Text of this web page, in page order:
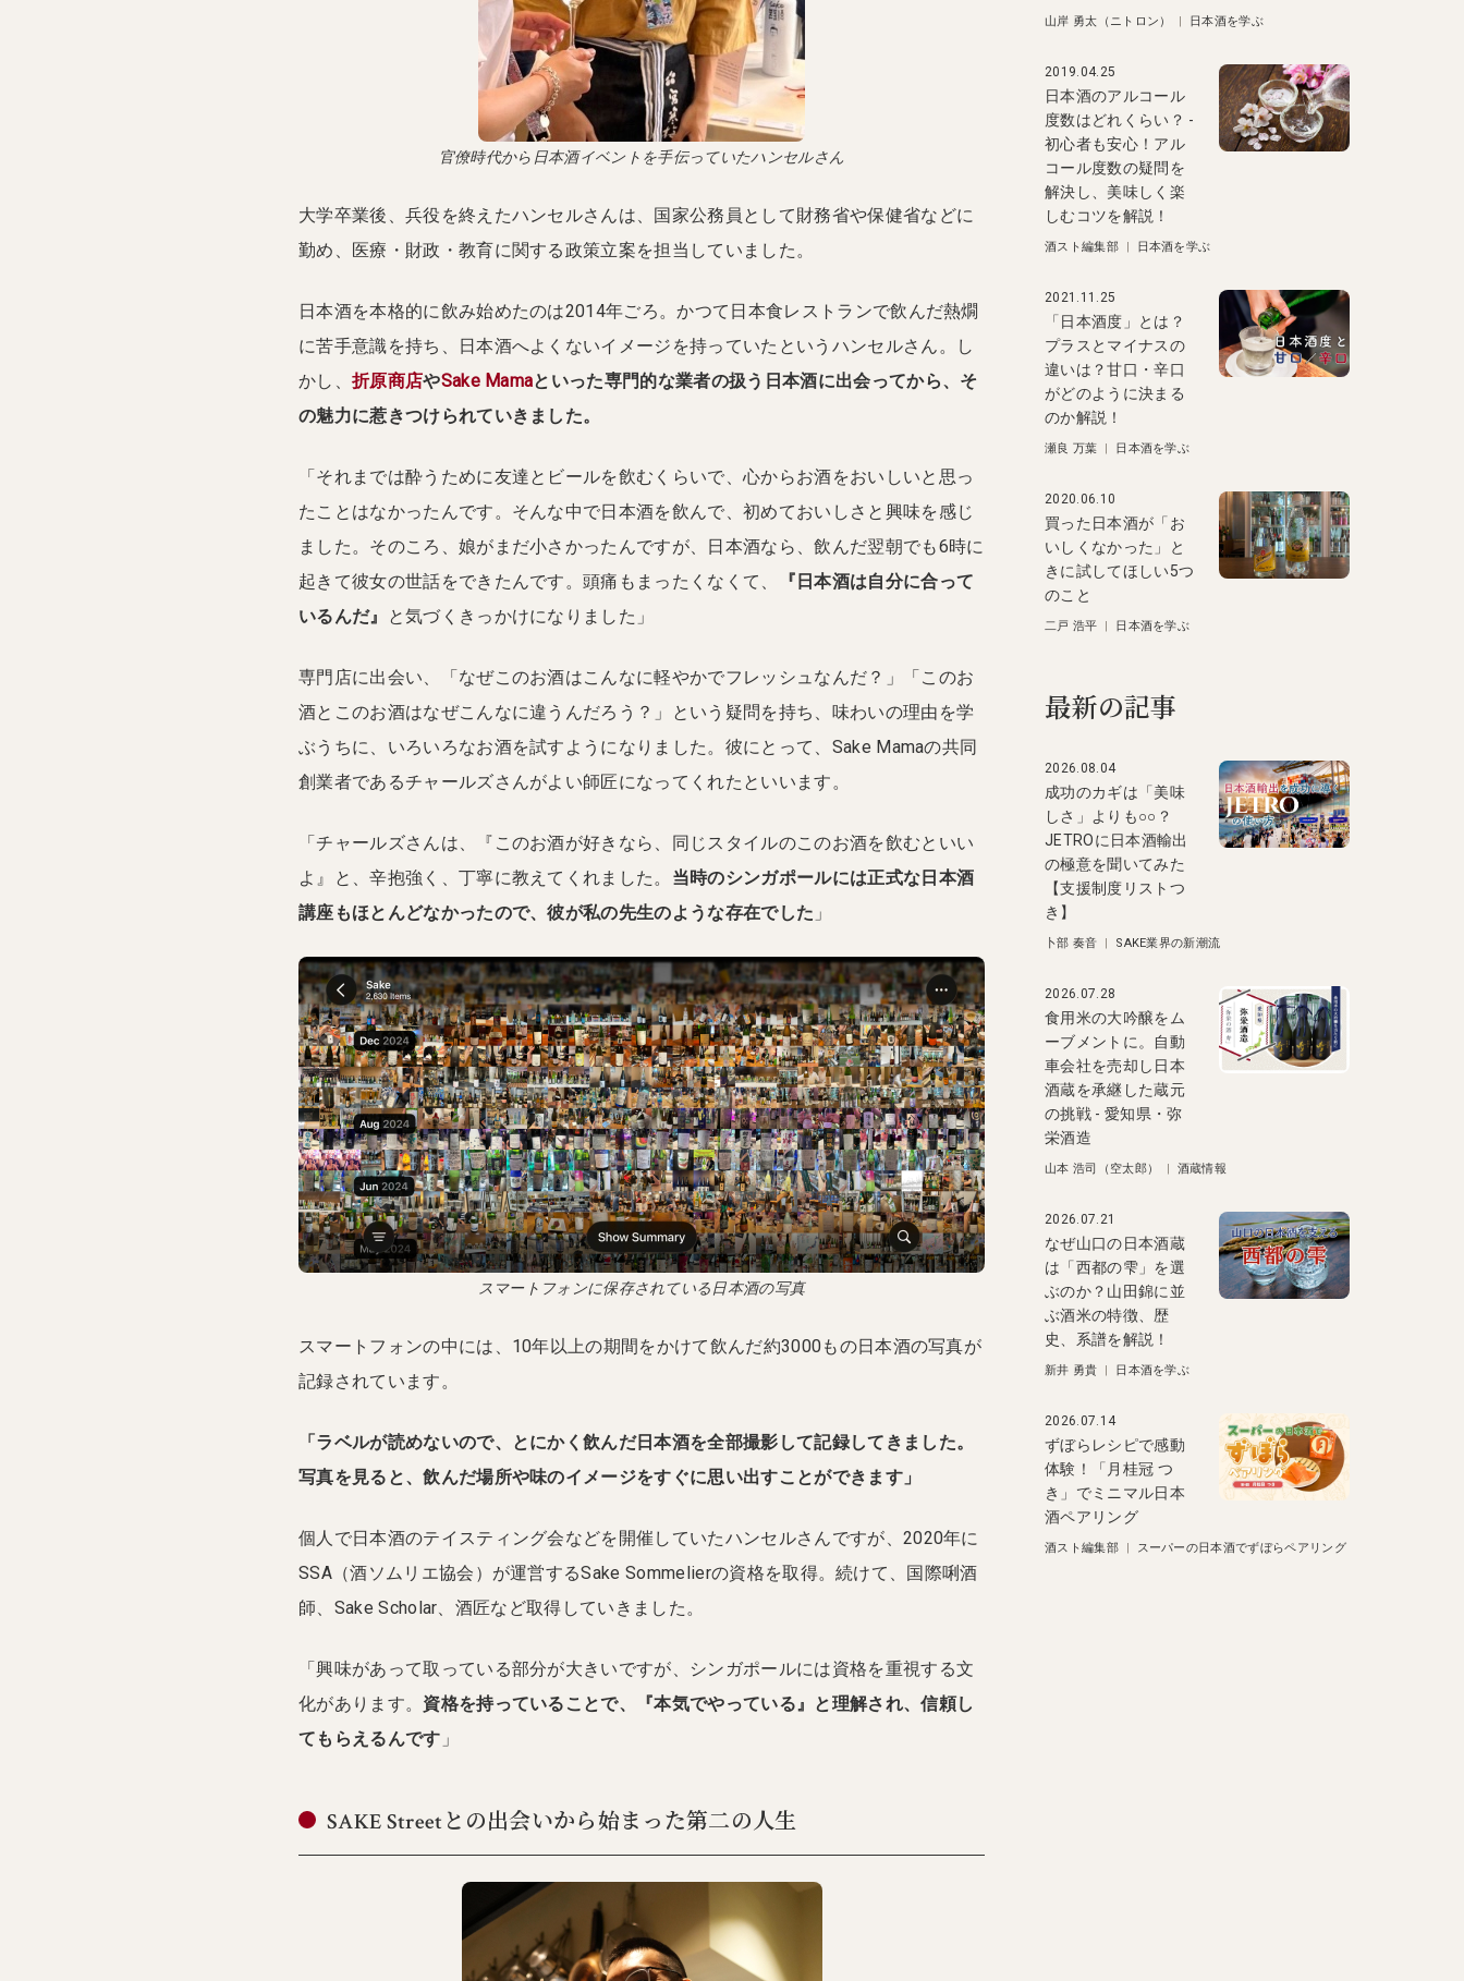
官僚時代から日本酒イベントを手伝っていたハンセルさん
大学卒業後、兵役を終えたハンセルさんは、国家公務員として財務省や保健省などに
勤め、医療・財政・教育に関する政策立案を担当していました。
日本酒を本格的に飲み始めたのは2014年ごろ。かつて日本食レストランで飲んだ熱燗
に苦手意識を持ち、日本酒へよくないイメージを持っていたというハンセルさん。し
かし、 折原商店やSake Mamaといった専門的な業者の扱う日本酒に出会ってから、そ
の魅力に惹きつけられていきました。
「それまでは酔うために友達とビールを飲むくらいで、心からお酒をおいしいと思っ
たことはなかったんです。そんな中で日本酒を飲んで、初めておいしさと興味を感じ
ました。そのころ、娘がまだ小さかったんですが、日本酒なら、飲んだ翌朝でも6時に
起きて彼女の世話をできたんです。頭痛もまったくなくて、
『日本酒は自分に合って
いるんだ』
と気づくきっかけになりました」
専門店に出会い、「なぜこのお酒はこんなに軽やかでフレッシュなんだ？」「このお
酒とこのお酒はなぜこんなに違うんだろう？」という疑問を持ち、味わいの理由を学
ぶうちに、いろいろなお酒を試すようになりました。彼にとって、Sake Mamaの共同
創業者であるチャールズさんがよい師匠になってくれたといいます。
「チャールズさんは、『このお酒が好きなら、同じスタイルのこのお酒を飲むといい
よ』と、辛抱強く、丁寧に教えてくれました。 当時のシンガポールには正式な日本酒
講座もほとんどなかったので、彼が私の先生のような存在でした 」
スマートフォンに保存されている日本酒の写真
スマートフォンの中には、10年以上の期間をかけて飲んだ約3000もの日本酒の写真が
記録されています。
「ラベルが読めないので、とにかく飲んだ日本酒を全部撮影して記録してきました。
写真を見ると、飲んだ場所や味のイメージをすぐに思い出すことができます」
個人で日本酒のテイスティング会などを開催していたハンセルさんですが、2020年に
SSA（酒ソムリエ協会）が運営するSake Sommelierの資格を取得。続けて、国際唎酒
師、Sake Scholar、酒匠など取得していきました。
「興味があって取っている部分が大きいですが、シンガポールには資格を重視する文
化があります。 資格を持っていることで、『本気でやっている』と理解され、信頼し
てもらえるんです 」
SAKE Streetとの出会いから始まった第二の人生
山岸 勇太（ニトロン） | 日本酒を学ぶ
2019.04.25
日本酒のアルコール
度数はどれくらい？ -
初心者も安心！アル
コール度数の疑問を
解決し、美味しく楽
しむコツを解説！
酒スト編集部| 日本酒を学ぶ
2021.11.25
「日本酒度」とは？
プラスとマイナスの
違いは？甘口・辛口
がどのように決まる
のか解説！
瀬良 万葉 | 日本酒を学ぶ
2020.06.10
買った日本酒が「お
いしくなかった」と
きに試してほしい5つ
のこと
二戸 浩平 | 日本酒を学ぶ
最新の記事
2026.08.04
成功のカギは「美味
しさ」よりも○○？
JETROに日本酒輸出
の極意を聞いてみた
【支援制度リストつ
き】
卜部 奏音 | SAKE業界の新潮流
2026.07.28
食用米の大吟醸をム
ーブメントに。自動
車会社を売却し日本
酒蔵を承継した蔵元
の挑戦 - 愛知県・弥
栄酒造
山本 浩司（空太郎） | 酒蔵情報
2026.07.21
なぜ山口の日本酒蔵
は「西都の雫」を選
ぶのか？山田錦に並
ぶ酒米の特徴、歴
史、系譜を解説！
新井 勇貴 | 日本酒を学ぶ
2026.07.14
ずぼらレシピで感動
体験！「月桂冠 つ
き」でミニマル日本
酒ペアリング
酒スト編集部| スーパーの日本酒でずぼらペアリング